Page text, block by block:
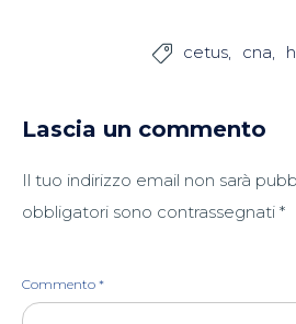
 cetus cna
Lascia un commento
Il tuo indirizzo email non sarà
obbligatori sono contrassegnati *
Commento *